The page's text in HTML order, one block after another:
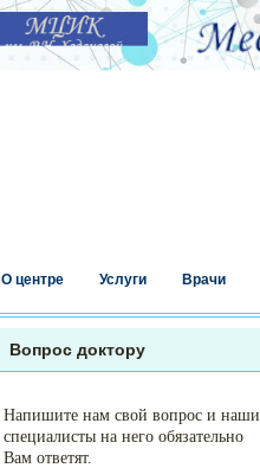
О центре Услуги Врачи
Вопрос доктору
Напишите нам свой вопрос и наши
специалисты на него обязательно
Вам ответят.